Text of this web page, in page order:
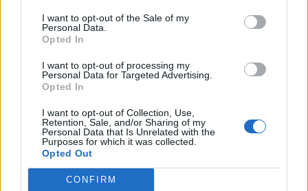
I want to opt-out of the Sale of my
Personal Data.
Opted In
I want to opt-out of processing my
Personal Data for Targeted Advertising.
Opted In
I want to opt-out of Collection, Use,
Retention, Sale, and/or Sharing of my
Personal Data that Is Unrelated with the
Purposes for which it was collected.
Opted Out
CONFIRM